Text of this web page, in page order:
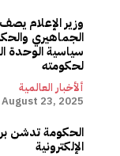
وزير الإعلام
الجماهيري
سياسية الوحدة
لحكومته
ألأخبار العالمية
August 23, 2025
الحكومة تدشن
الإلكترونية